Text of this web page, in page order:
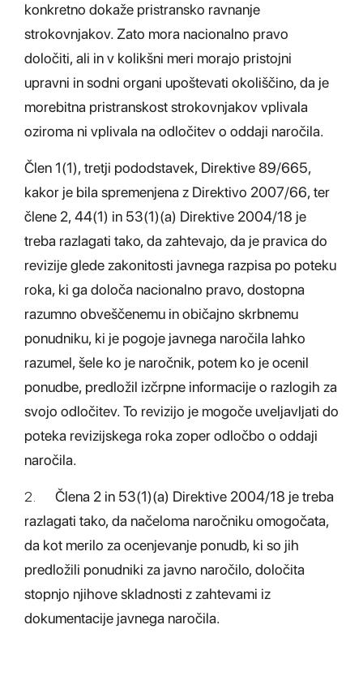
konkretno dokaže pristransko ravnanje
strokovnjakov. Zato mora nacionalno pravo
določiti, ali in v kolikšni meri morajo pristojni
upravni in sodni organi upoštevati okoliščino, da je
morebitna pristranskost strokovnjakov vplivala
oziroma ni vplivala na odločitev o oddaji naročila.
Člen 1(1), tretji pododstavek, Direktive 89/665,
kakor je bila spremenjena z Direktivo 2007/66, ter
člene 2, 44(1) in 53(1)(a) Direktive 2004/18 je
treba razlagati tako, da zahtevajo, da je pravica do
revizije glede zakonitosti javnega razpisa po poteku
roka, ki ga določa nacionalno pravo, dostopna
razumno obveščenemu in običajno skrbnemu
ponudniku, ki je pogoje javnega naročila lahko
razumel, šele ko je naročnik, potem ko je ocenil
ponudbe, predložil izčrpne informacije o razlogih za
svojo odločitev. To revizijo je mogoče uveljavljati do
poteka revizijskega roka zoper odločbo o oddaji
naročila.
2. Člena 2 in 53(1)(a) Direktive 2004/18 je treba
razlagati tako, da načeloma naročniku omogočata,
da kot merilo za ocenjevanje ponudb, ki so jih
predložili ponudniki za javno naročilo, določita
stopnjo njihove skladnosti z zahtevami iz
dokumentacije javnega naročila.